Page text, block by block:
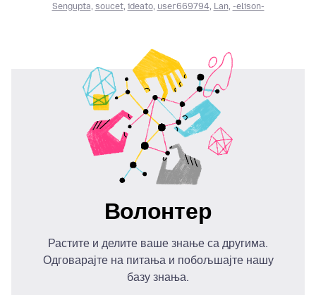
Sengupta soucet, ideato, user669794, Lan, -elison-
Волонтер
Растите и делите ваше знање са другима.
Одговарајте на питања и побољшајте нашу
базу знања.